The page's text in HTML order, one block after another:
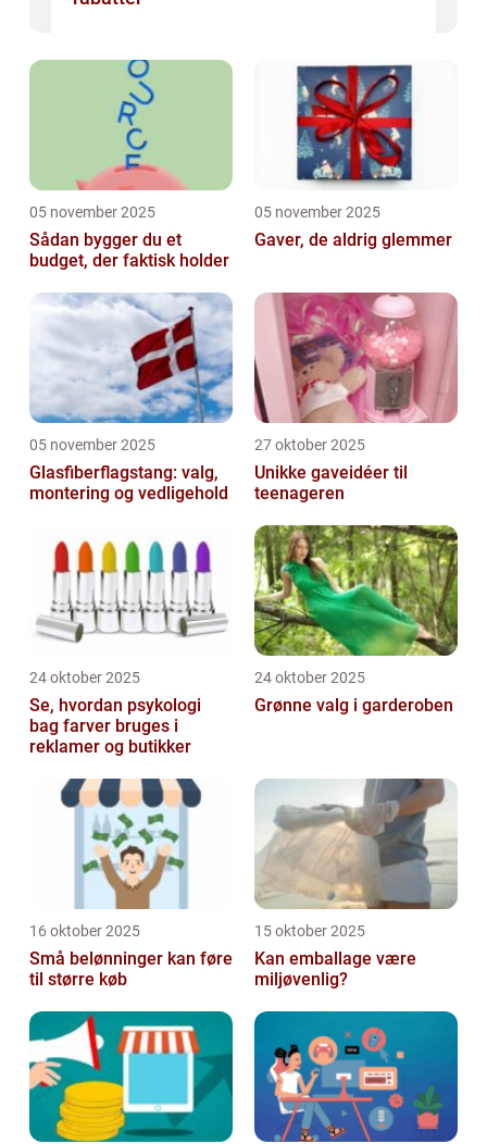
05 november 2025
Sådan bygger du et
budget, der faktisk holder
05 november 2025
Gaver, de aldrig glemmer
05 november 2025
Glasfiberflagstang: valg,
montering og vedligehold
27 oktober 2025
Unikke gaveidéer til
teenageren
24 oktober 2025
Se, hvordan psykologi
bag farver bruges i
reklamer og butikker
24 oktober 2025
Grønne valg i garderoben
16 oktober 2025
Små belønninger kan føre
til større køb
15 oktober 2025
Kan emballage være
miljøvenlig?